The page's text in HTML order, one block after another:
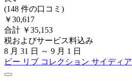
(148 件の口コミ)
￥30,617
合計 ￥35,153
税およびサービス料込み
8 月 31 日 ～ 9 月 1 日
ビー リブ コレクション サイディア